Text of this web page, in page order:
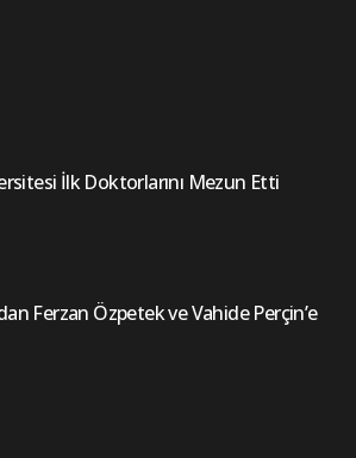
İlk Doktorlarını Mezun Etti
Ferzan Özpetek ve Vahide Perçin’e